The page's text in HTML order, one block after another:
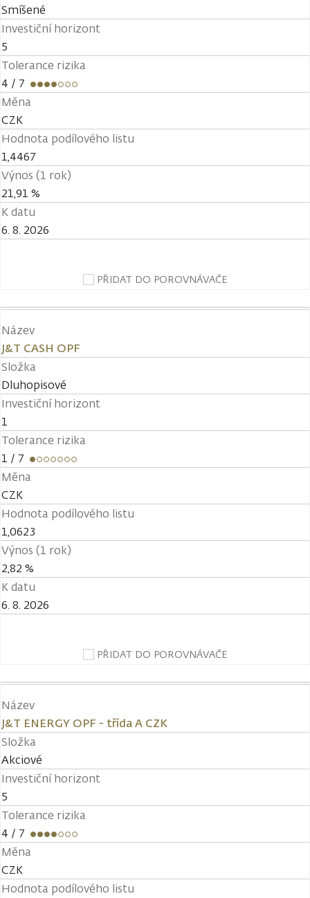
Smíšené
Investiční horizont
5
Tolerance rizika
4 / 7
Měna
CZK
Hodnota podílového listu
1,4467
Výnos (1 rok)
21,91 %
K datu
6. 8. 2026
PŘIDAT DO POROVNÁVAČE
Název
J&T CASH OPF
Složka
Dluhopisové
Investiční horizont
1
Tolerance rizika
1 / 7
Měna
CZK
Hodnota podílového listu
1,0623
Výnos (1 rok)
2,82 %
K datu
6. 8. 2026
PŘIDAT DO POROVNÁVAČE
Název
J&T ENERGY OPF - třída A CZK
Složka
Akciové
Investiční horizont
5
Tolerance rizika
4 / 7
Měna
CZK
Hodnota podílového listu